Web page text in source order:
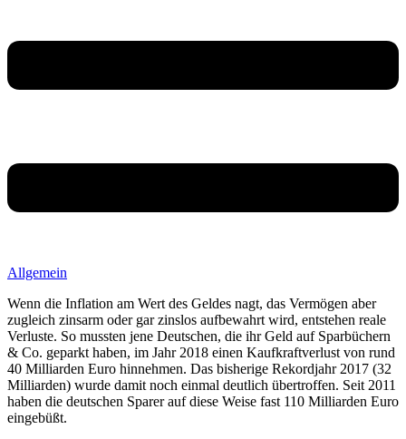
Allgemein
Wenn die Inflation am Wert des Geldes nagt, das Vermögen aber
zugleich zinsarm oder gar zinslos aufbewahrt wird, entstehen reale
Verluste. So mussten jene Deutschen, die ihr Geld auf Sparbüchern
& Co. geparkt haben, im Jahr 2018 einen Kaufkraftverlust von rund
40 Milliarden Euro hinnehmen. Das bisherige Rekordjahr 2017 (32
Milliarden) wurde damit noch einmal deutlich übertroffen. Seit 2011
haben die deutschen Sparer auf diese Weise fast 110 Milliarden Euro
eingebüßt.